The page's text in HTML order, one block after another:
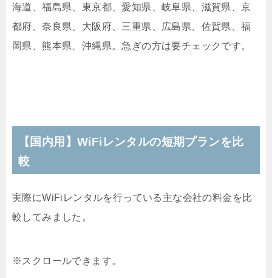
海道、福島県、東京都、愛知県、岐阜県、滋賀県、京
都府、奈良県、大阪府、三重県、広島県、佐賀県、福
岡県、熊本県、沖縄県。急ぎの方は要チェックです。
【国内用】WiFiレンタルの短期プランを比
較
実際にWiFiレンタルを行っている主な会社の料金を比
較してみました。